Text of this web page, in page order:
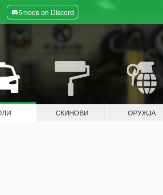
5mods on Discord
СКИНОВИ ОРУЖЈА